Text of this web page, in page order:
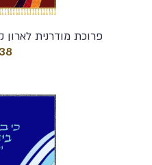
פרוכת מודרנית